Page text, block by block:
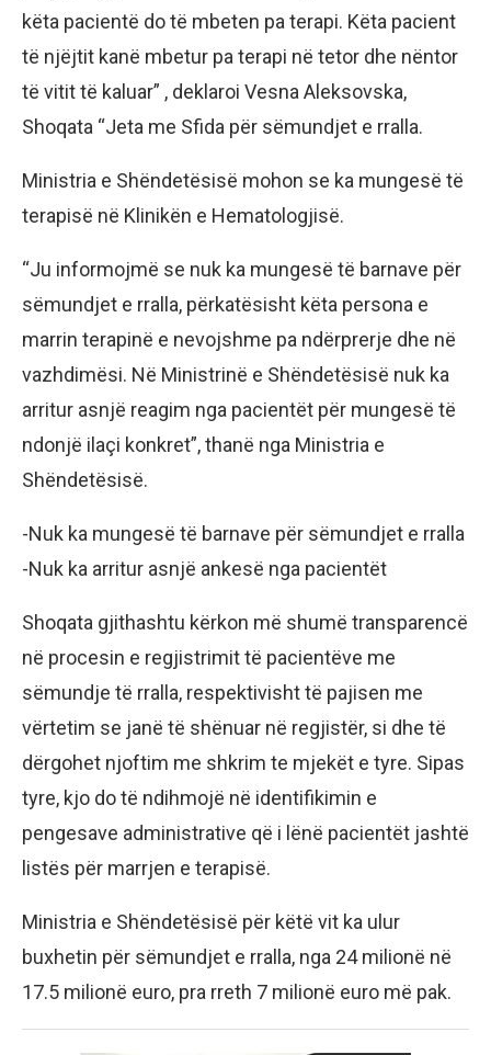
këta pacientë do të mbeten pa terapi. Këta pacient
të njëjtit kanë mbetur pa terapi në tetor dhe nëntor
të vitit të kaluar” , deklaroi Vesna Aleksovska,
Shoqata “Jeta me Sfida për sëmundjet e rralla.
Ministria e Shëndetësisë mohon se ka mungesë të
terapisë në Klinikën e Hematologjisë.
“Ju informojmë se nuk ka mungesë të barnave për
sëmundjet e rralla, përkatësisht këta persona e
marrin terapinë e nevojshme pa ndërprerje dhe në
vazhdimësi. Në Ministrinë e Shëndetësisë nuk ka
arritur asnjë reagim nga pacientët për mungesë të
ndonjë ilaçi konkret”, thanë nga Ministria e
Shëndetësisë.
-Nuk ka mungesë të barnave për sëmundjet e rralla
-Nuk ka arritur asnjë ankesë nga pacientët
Shoqata gjithashtu kërkon më shumë transparencë
në procesin e regjistrimit të pacientëve me
sëmundje të rralla, respektivisht të pajisen me
vërtetim se janë të shënuar në regjistër, si dhe të
dërgohet njoftim me shkrim te mjekët e tyre. Sipas
tyre, kjo do të ndihmojë në identifikimin e
pengesave administrative që i lënë pacientët jashtë
listës për marrjen e terapisë.
Ministria e Shëndetësisë për këtë vit ka ulur
buxhetin për sëmundjet e rralla, nga 24 milionë në
17.5 milionë euro, pra rreth 7 milionë euro më pak.